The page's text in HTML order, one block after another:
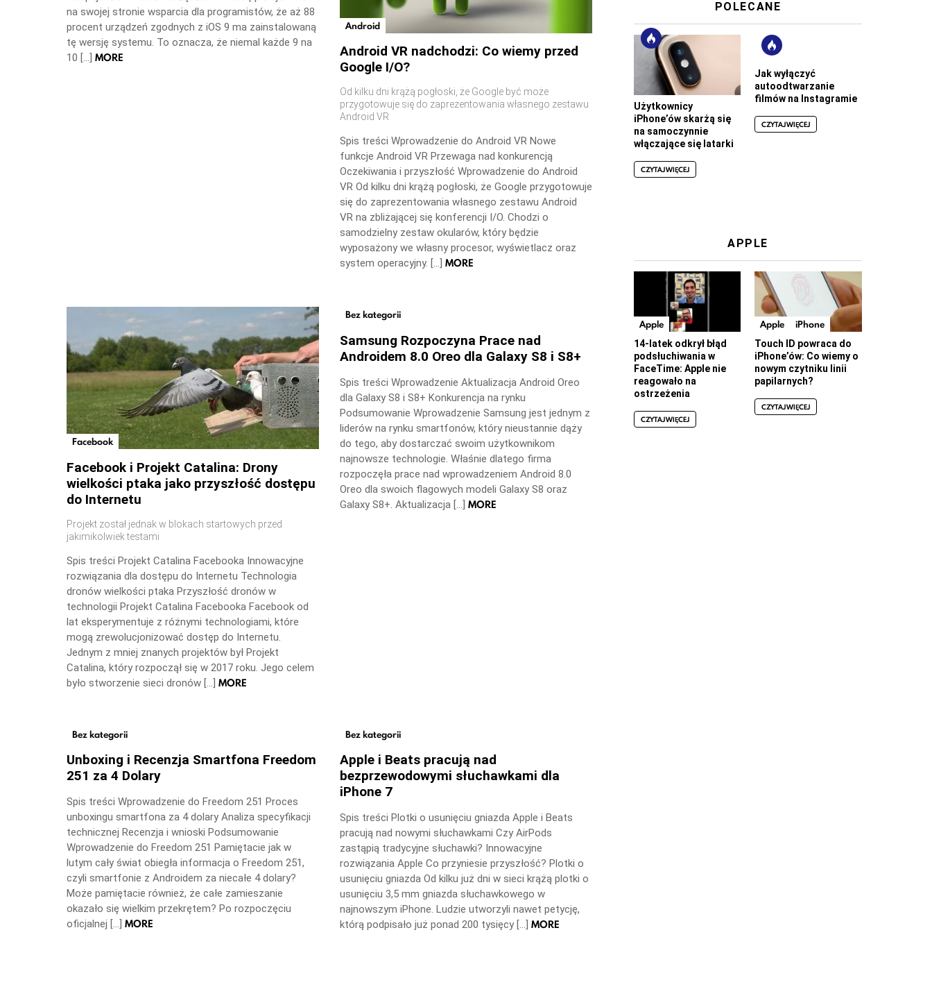
na swojej stronie wsparcia dla programistów, że aż 88
procent urządzeń zgodnych z iOS 9 ma zainstalowaną
tę wersję systemu. To oznacza, że niemal każde 9 na
10 […] MORE
Android
Android VR nadchodzi: Co wiemy przed
Google I/O?
Od kilku dni krążą pogłoski, że Google być może
przygotowuje się do zaprezentowania własnego zestawu
Android VR
Spis treści Wprowadzenie do Android VR Nowe
funkcje Android VR Przewaga nad konkurencją
Oczekiwania i przyszłość Wprowadzenie do Android
VR Od kilku dni krążą pogłoski, że Google przygotowuje
się do zaprezentowania własnego zestawu Android
VR na zbliżającej się konferencji I/O. Chodzi o
samodzielny zestaw okularów, który będzie
wyposażony we własny procesor, wyświetlacz oraz
system operacyjny. […] MORE
Facebook
Facebook i Projekt Catalina: Drony
wielkości ptaka jako przyszłość dostępu
do Internetu
Projekt został jednak w blokach startowych przed
jakimikolwiek testami
Spis treści Projekt Catalina Facebooka Innowacyjne
rozwiązania dla dostępu do Internetu Technologia
dronów wielkości ptaka Przyszłość dronów w
technologii Projekt Catalina Facebooka Facebook od
lat eksperymentuje z różnymi technologiami, które
mogą zrewolucjonizować dostęp do Internetu.
Jednym z mniej znanych projektów był Projekt
Catalina, który rozpoczął się w 2017 roku. Jego celem
było stworzenie sieci dronów […] MORE
Bez kategorii
Samsung Rozpoczyna Prace nad
Androidem 8.0 Oreo dla Galaxy S8 i S8+
Spis treści Wprowadzenie Aktualizacja Android Oreo
dla Galaxy S8 i S8+ Konkurencja na rynku
Podsumowanie Wprowadzenie Samsung jest jednym z
liderów na rynku smartfonów, który nieustannie dąży
do tego, aby dostarczać swoim użytkownikom
najnowsze technologie. Właśnie dlatego firma
rozpoczęła prace nad wprowadzeniem Android 8.0
Oreo dla swoich flagowych modeli Galaxy S8 oraz
Galaxy S8+. Aktualizacja […] MORE
Bez kategorii
Unboxing i Recenzja Smartfona Freedom
251 za 4 Dolary
Spis treści Wprowadzenie do Freedom 251 Proces
unboxingu smartfona za 4 dolary Analiza specyfikacji
technicznej Recenzja i wnioski Podsumowanie
Wprowadzenie do Freedom 251 Pamiętacie jak w
lutym cały świat obiegła informacja o Freedom 251,
czyli smartfonie z Androidem za niecałe 4 dolary?
Może pamiętacie również, że całe zamieszanie
okazało się wielkim przekrętem? Po rozpoczęciu
oficjalnej […] MORE
Bez kategorii
Apple i Beats pracują nad
bezprzewodowymi słuchawkami dla
iPhone 7
Spis treści Plotki o usunięciu gniazda Apple i Beats
pracują nad nowymi słuchawkami Czy AirPods
zastąpią tradycyjne słuchawki? Innowacyjne
rozwiązania Apple Co przyniesie przyszłość? Plotki o
usunięciu gniazda Od kilku już dni w sieci krążą plotki o
usunięciu 3,5 mm gniazda słuchawkowego w
najnowszym iPhone. Ludzie utworzyli nawet petycję,
którą podpisało już ponad 200 tysięcy […] MORE
POLECANE
Użytkownicy
iPhone’ów skarżą się
na samoczynnie
włączające się latarki
CZYTAJ WIĘCEJ
Jak wyłączyć
autoodtwarzanie
filmów na Instagramie
CZYTAJ WIĘCEJ
APPLE
Apple
14-latek odkrył błąd
podsłuchiwania w
FaceTime: Apple nie
reagowało na
ostrzeżenia
CZYTAJ WIĘCEJ
Apple iPhone
Touch ID powraca do
iPhone’ów: Co wiemy o
nowym czytniku linii
papilarnych?
CZYTAJ WIĘCEJ